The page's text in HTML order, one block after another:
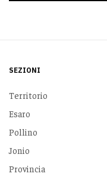
SEZIONI
Territorio
Esaro
Pollino
Jonio
Provincia